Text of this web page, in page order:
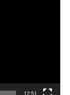
12:51